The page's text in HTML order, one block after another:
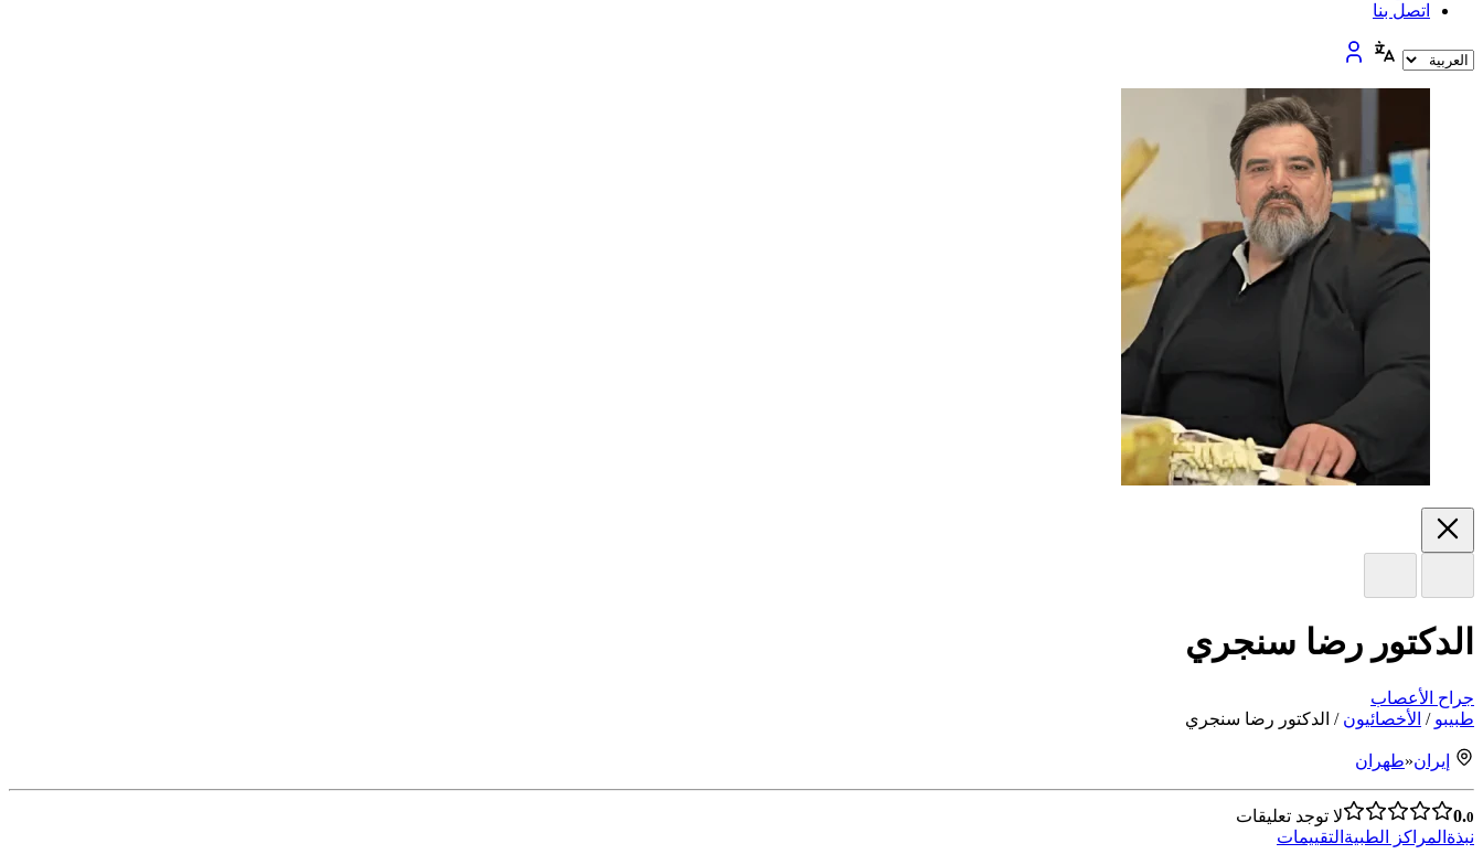
اتصل بنا
الدكتور رضا سنجري
جراح الأعصاب
طبیبو / الأخصائيون / الدكتور رضا سنجري
إيران«طهران
0.0
لا توجد تعليقات
نبذة المراكز الطبية التقييمات